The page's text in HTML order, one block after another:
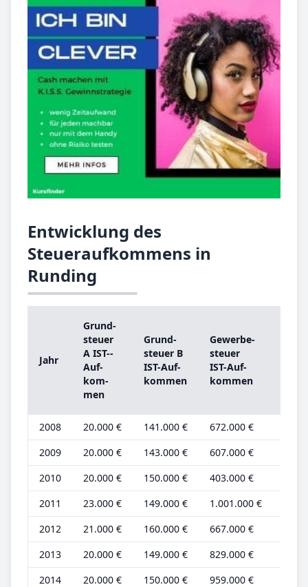
Entwicklung des
Steueraufkommens in
Runding
Jahr
Grund­
steu­er
A IST-­
Auf­
kom­
men
Grund­
steu­er B
IST-­Auf­
kom­men
Ge­wer­be­
steu­er
IST-­Auf­
kom­men
2008 20.000 € 141.000 € 672.000 €
2009
20.000 € 143.000 € 607.000 €
2010
20.000 € 150.000 € 403.000 €
2011
23.000 € 149.000 € 1.001.000 €
2012
21.000 € 160.000 € 667.000 €
2013
20.000 € 149.000 € 829.000 €
2014
20.000 € 150.000 € 959.000 €